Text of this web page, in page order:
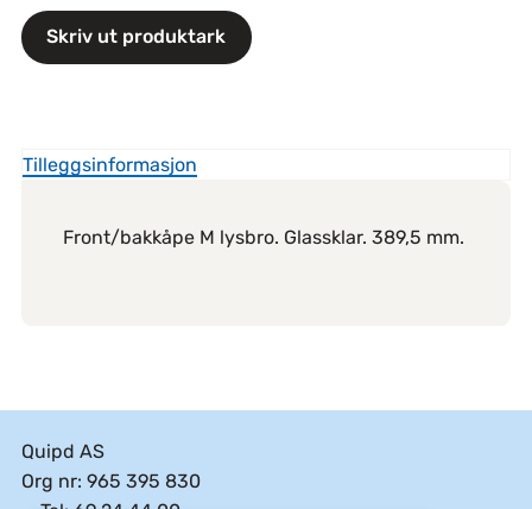
Skriv ut produktark
Tilleggsinformasjon
Front/bakkåpe M lysbro. Glassklar. 389,5 mm.
Quipd AS
Org nr: 965 395 830